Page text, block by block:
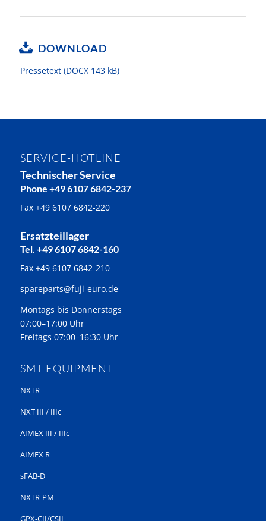
DOWNLOAD
Pressetext (DOCX 143 kB)
SERVICE-HOTLINE
Technischer Service
Phone +49 6107 6842-237
Fax +49 6107 6842-220
Ersatzteillager
Tel. +49 6107 6842-160
Fax +49 6107 6842-210
spareparts@fuji-euro.de
Montags bis Donnerstags
07:00–17:00 Uhr
Freitags 07:00–16:30 Uhr
SMT EQUIPMENT
NXTR
NXT III / IIIc
AIMEX III / IIIc
AIMEX R
sFAB-D
NXTR-PM
GPX-CII/CSII